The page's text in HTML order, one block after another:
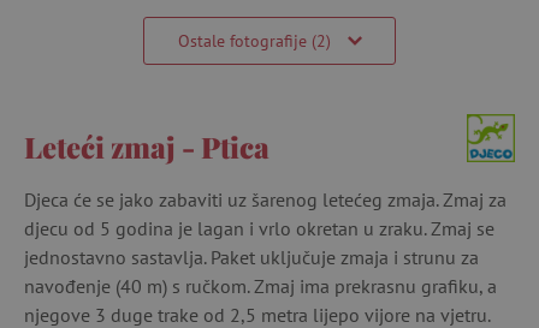
Ostale fotografije (2)
Leteći zmaj - Ptica
Djeca će se jako zabaviti uz šarenog letećeg zmaja. Zmaj za
djecu od 5 godina je lagan i vrlo okretan u zraku. Zmaj se
jednostavno sastavlja. Paket uključuje zmaja i strunu za
navođenje (40 m) s ručkom. Zmaj ima prekrasnu grafiku, a
njegove 3 duge trake od 2,5 metra lijepo vijore na vjetru.